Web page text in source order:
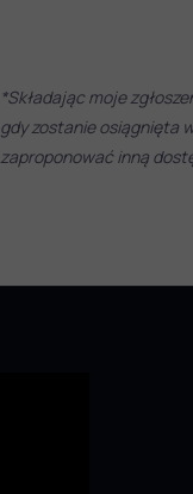
*Składając moje
gdy zostanie osiągnięta
zaproponować inną